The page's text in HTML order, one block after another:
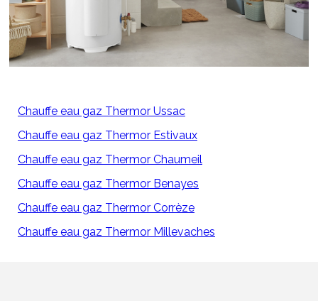
Chauffe eau gaz Thermor Ussac
Chauffe eau gaz Thermor Estivaux
Chauffe eau gaz Thermor Chaumeil
Chauffe eau gaz Thermor Benayes
Chauffe eau gaz Thermor Corrèze
Chauffe eau gaz Thermor Millevaches